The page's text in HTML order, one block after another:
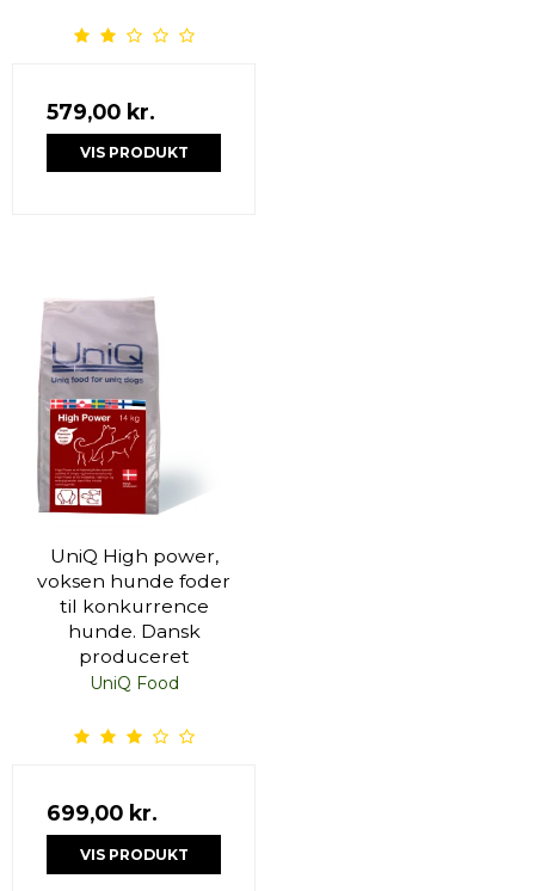
579,00 kr.
VIS PRODUKT
UniQ High power,
voksen hunde foder
til konkurrence
hunde. Dansk
produceret
UniQ Food
699,00 kr.
VIS PRODUKT